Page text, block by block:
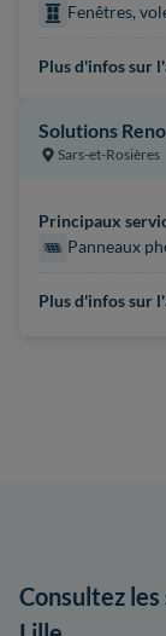
Fenêtres,
Plus d'infos sur
Solutions
Sars-et-Rosières
Principaux
Panneaux
Plus d'infos sur
Consultez